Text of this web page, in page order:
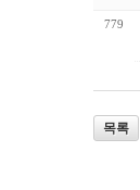
779
목록